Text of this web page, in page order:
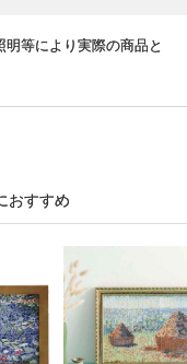
等により実際の商品と
おすすめ